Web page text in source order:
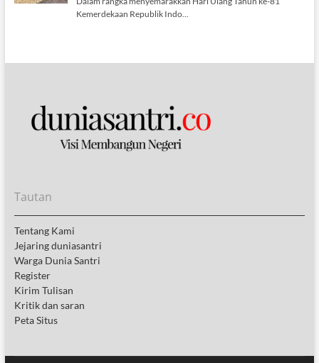
Tautan
Tentang Kami
Jejaring duniasantri
Warga Dunia Santri
Register
Kirim Tulisan
Kritik dan saran
Peta Situs